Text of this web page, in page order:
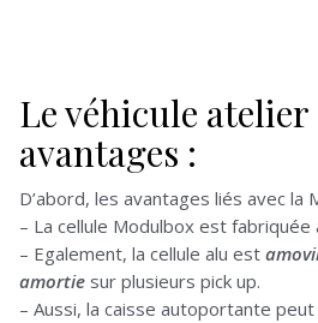
Le véhicule
avantages :
D’abord, les avantages liés avec la
– La cellule Modulbox est fabriquée
– Egalement, la cellule alu est
amortie sur plusieurs pick up.
– Aussi, la caisse autoportante peut